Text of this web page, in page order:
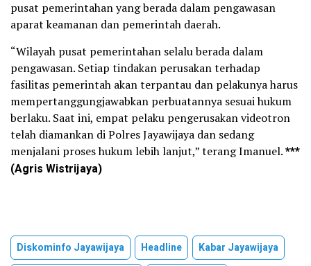
pusat pemerintahan yang berada dalam pengawasan
aparat keamanan dan pemerintah daerah.
“Wilayah pusat pemerintahan selalu berada dalam
pengawasan. Setiap tindakan perusakan terhadap
fasilitas pemerintah akan terpantau dan pelakunya harus
mempertanggungjawabkan perbuatannya sesuai hukum
berlaku. Saat ini, empat pelaku pengerusakan videotron
telah diamankan di Polres Jayawijaya dan sedang
menjalani proses hukum lebih lanjut,” terang Imanuel.***
(Agris Wistrijaya)
Diskominfo Jayawijaya Headline
Kabar Jayawijaya